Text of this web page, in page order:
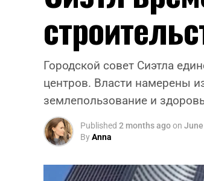
Городской совет Сиэтла
центров. Власти намерены
землепользование и
Published 2 months agoon
ByAnna